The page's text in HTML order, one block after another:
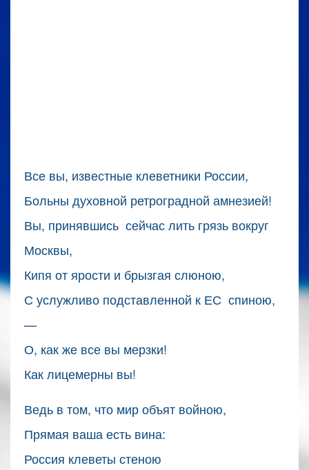
Все вы, известные клеветники России,
Больны духовной ретроградной амнезией!
Вы, принявшись сейчас лить грязь вокруг
Москвы,
Кипя от ярости и брызгая слюною,
С услужливо подставленной к ЕС спиною,
—
О, как же все вы мерзки!
Как лицемерны вы!
Ведь в том, что мир объят войною,
Прямая ваша есть вина:
Россия клеветы стеною